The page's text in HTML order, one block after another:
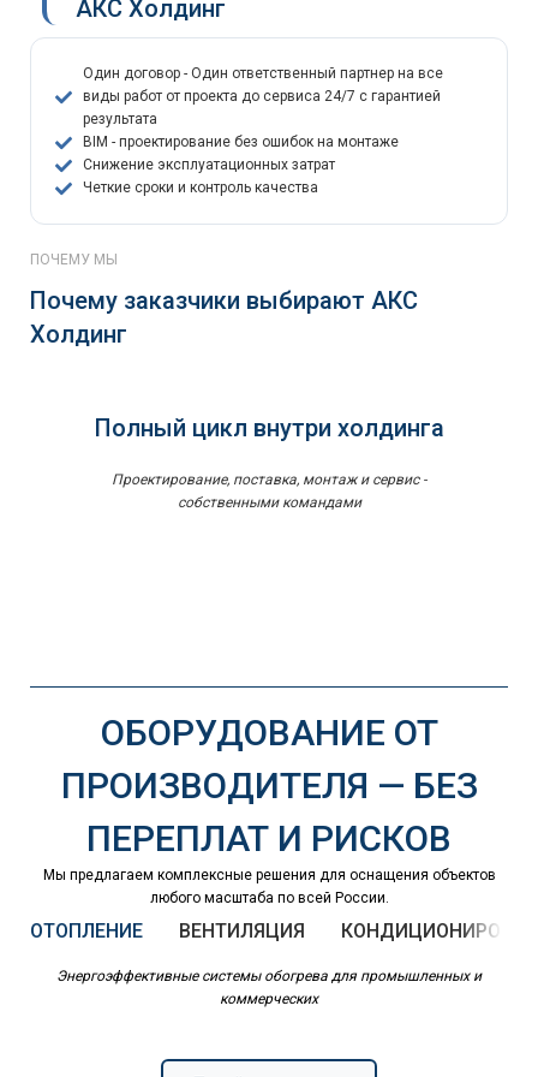
АКС Холдинг
Один договор - Один ответственный партнер на все
виды работ от проекта до сервиса 24/7 с гарантией
результата
BIM - проектирование без ошибок на монтаже
Снижение эксплуатационных затрат
Четкие сроки и контроль качества
ПОЧЕМУ МЫ
Почему заказчики выбирают АКС
Холдинг
Полный цикл внутри холдинга
Проектирование, поставка, монтаж и сервис -
собственными командами
ОБОРУДОВАНИЕ ОТ
ПРОИЗВОДИТЕЛЯ — БЕЗ
ПЕРЕПЛАТ И РИСКОВ
Мы предлагаем комплексные решения для оснащения объектов
любого масштаба по всей России.
ОТОПЛЕНИЕ ВЕНТИЛЯЦИЯ
Энергоэффективные системы обогрева для промышленных и
коммерческих